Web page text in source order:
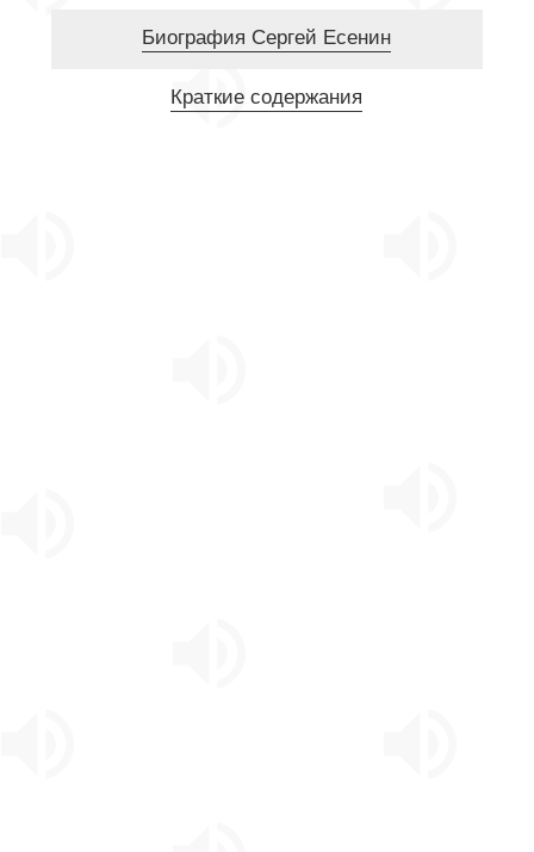
Биография Сергей Есенин
Краткие содержания